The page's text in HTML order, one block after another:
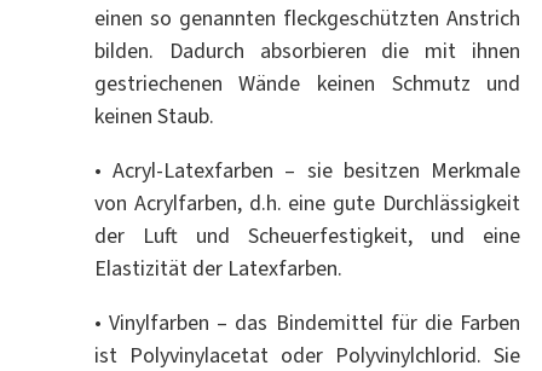
einen so genannten fleckgeschützten Anstrich
bilden. Dadurch absorbieren die mit ihnen
gestriechenen Wände keinen Schmutz und
keinen Staub.
• Acryl-Latexfarben – sie besitzen Merkmale
von Acrylfarben, d.h. eine gute Durchlässigkeit
der Luft und Scheuerfestigkeit, und eine
Elastizität der Latexfarben.
• Vinylfarben – das Bindemittel für die Farben
ist Polyvinylacetat oder Polyvinylchlorid. Sie